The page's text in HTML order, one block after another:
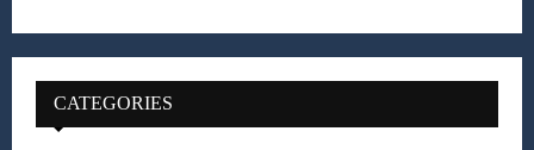
CATEGORIES